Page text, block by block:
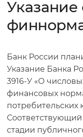
Указание
Банк России
Указание Банка
3916-У «О
финансовых
потребительских
Соответствующий
стадии